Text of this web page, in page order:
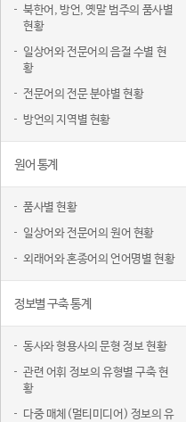
북한어, 방언, 옛말 범주의 품사별
현황
일상어와 전문어의 음절 수별 현
황
전문어의 전문 분야별 현황
방언의 지역별 현황
원어 통계
품사별 현황
일상어와 전문어의 원어 현황
외래어와 혼종어의 언어명별 현황
정보별 구축 통계
동사와 형용사의 문형 정보 현황
관련 어휘 정보의 유형별 구축 현
황
다중 매체(멀티미디어) 정보의 유